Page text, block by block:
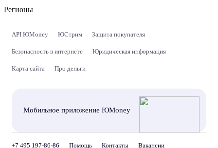
Регионы
API ЮMoney ЮСтрим Защита покупателя
Безопасность в интернете Юридическая информация
Карта сайта Про деньги
Мобильное приложение ЮMoney
+7 495 197-86-86 Помощь Контакты Вакансии